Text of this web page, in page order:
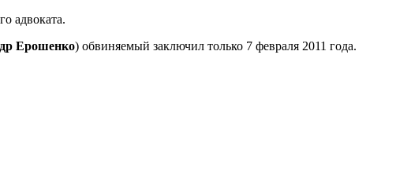
адвоката.
Ерошенко) обвиняемый заключил только 7 февраля 2011 года.